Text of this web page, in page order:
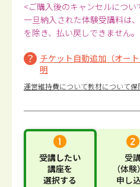
<ご購入後のキャンセルについ
一旦納入された体験受講料は
を除き、払い戻しできません。
チケット自動追加（オー
明
運営維持費について教材について保
受講したい
講座を
選択する
受
（体験）
申し